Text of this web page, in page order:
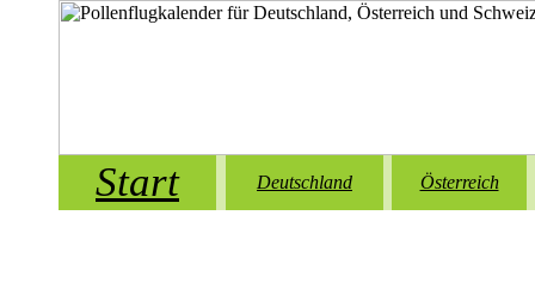
Start Deutschland Österreich